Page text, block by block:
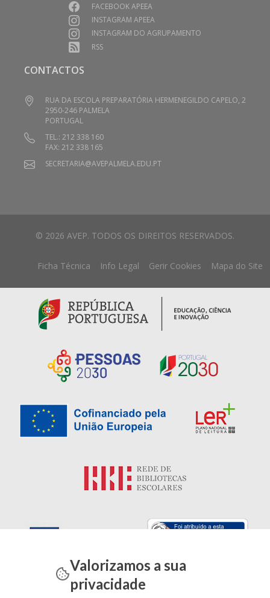
FACEBOOK APEEA
INSTAGRAM APEEA
INSTAGRAM DO AGRUPAMENTO
RSS
CONTACTOS
RUA DA ESCOLA PREPARATÓRIA HERMENEGILDO CAPELO, 2
2950-246 PALMELA
PORTUGAL
TEL.: 212 338 160
FAX: 212 338 165
SECRETARIA@AVEPALMELA.EDU.PT
© 2026 AVEP. TODOS OS DIREITOS RESERVADOS.
Ficha Técnica Info Legal Gerir Cookies Mapa do Site
Valorizamos a sua
privacidade